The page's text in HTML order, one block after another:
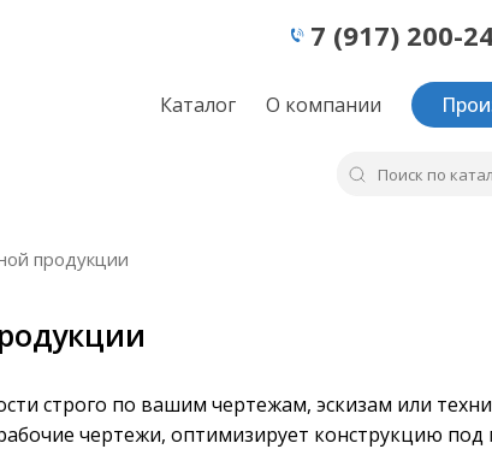
7 (917) 200-
Каталог О компании
продукции
строго по вашим чертежам, эскизам или
чертежи, оптимизирует конструкцию